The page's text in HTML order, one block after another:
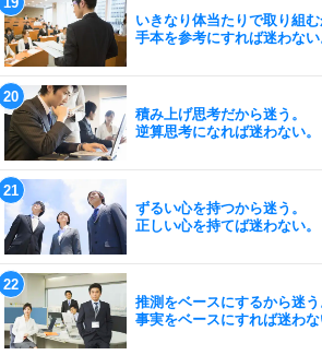
いきなり体当たりで取り組む
手本を参考にすれば迷わない
積み上げ思考だから迷う。
逆算思考になれば迷わない。
ずるい心を持つから迷う。
正しい心を持てば迷わない。
推測をベースにするから迷う
事実をベースにすれば迷わな